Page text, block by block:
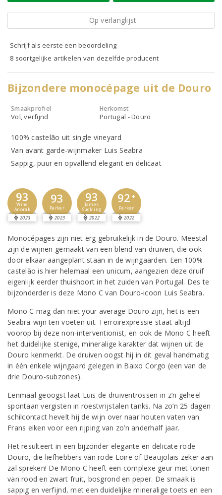
Op verlanglijst
Schrijf als eerste een beoordeling
8 soortgelijke artikelen van dezelfde producent
Bijzondere monocépage uit de Douro
Smaakprofiel
Vol, verfijnd
Herkomst
Portugal - Douro
100% castelão uit single vineyard
Van avant garde-wijnmaker Luis Seabra
Sappig, puur en opvallend elegant en delicaat
93
Wine
Anorak
2023
93
Parker
2023
93
James
Suckling
2022
92 +
Parker
2022
Monocépages zijn niet erg gebruikelijk in de Douro. Meestal
zijn de wijnen gemaakt van een blend van druiven, die ook
door elkaar aangeplant staan in de wijngaarden. Een 100%
castelão is hier helemaal een unicum, aangezien deze druif
eigenlijk eerder thuishoort in het zuiden van Portugal. Des te
bijzonderder is deze Mono C van Douro-icoon Luis Seabra.
Mono C mag dan niet your average Douro zijn, het is een
Seabra-wijn ten voeten uit. Terroirexpressie staat altijd
voorop bij deze non-interventionist, en ook de Mono C heeft
het duidelijke stenige, mineralige karakter dat wijnen uit de
Douro kenmerkt. De druiven oogst hij in dit geval handmatig
in één enkele wijngaard gelegen in Baixo Corgo (een van de
drie Douro-subzones).
Eenmaal geoogst laat Luis de druiventrossen in z’n geheel
spontaan vergisten in roestvrijstalen tanks. Na zo’n 25 dagen
schilcontact hevelt hij de wijn over naar houten vaten van
Frans eiken voor een rijping van zo’n anderhalf jaar.
Het resulteert in een bijzonder elegante en delicate rode
Douro, die liefhebbers van rode Loire of Beaujolais zeker aan
zal spreken! De Mono C heeft een complexe geur met tonen
van rood en zwart fruit, bosgrond en peper. De smaak is
sappig en verfijnd, met een duidelijke mineralige toets en een